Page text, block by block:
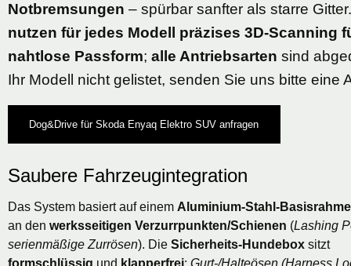
Notbremsungen – spürbar sanfter als starre
nutzen für jedes Modell präzises 3D-Scanning
nahtlose Passform; alle Antriebsarten sind
Ihr Modell nicht gelistet, senden Sie uns bitte eine
Dog&Drive für Skoda Enyaq Elektro SUV anfragen
Saubere Fahrzeugintegration
Das System basiert auf einem Aluminium-Stahl-
an den werksseitigen Verzurrpunkten/Schienen (Lashing
serienmäßige Zurrösen). Die Sicherheits-Hundebox sitzt